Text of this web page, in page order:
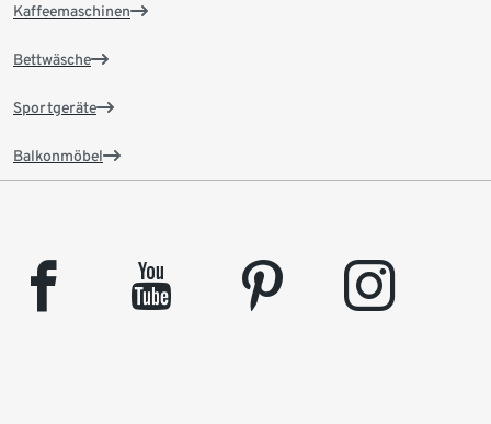
Kaffeemaschinen
Bettwäsche
Sportgeräte
Balkonmöbel
facebook youtube pinterest instagram